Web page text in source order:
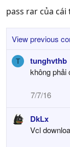
pass rar của
View previous
T tunghvthb
không phải
7/7/16
DkLx
Vcl